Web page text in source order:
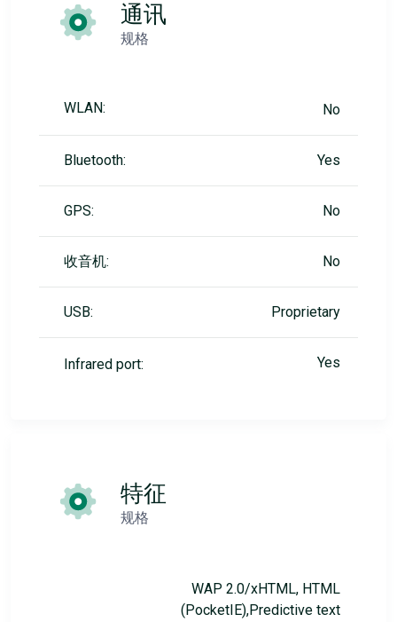
通讯
规格
WLAN: No
Bluetooth: Yes
GPS: No
收音机: No
USB: Proprietary
Infrared port: Yes
特征
规格
WAP 2.0/xHTML, HTML
(PocketIE),Predictive text